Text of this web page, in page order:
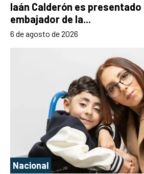
Iaán Calderón es
embajador de la...
6 de agosto de 2026
Nacional